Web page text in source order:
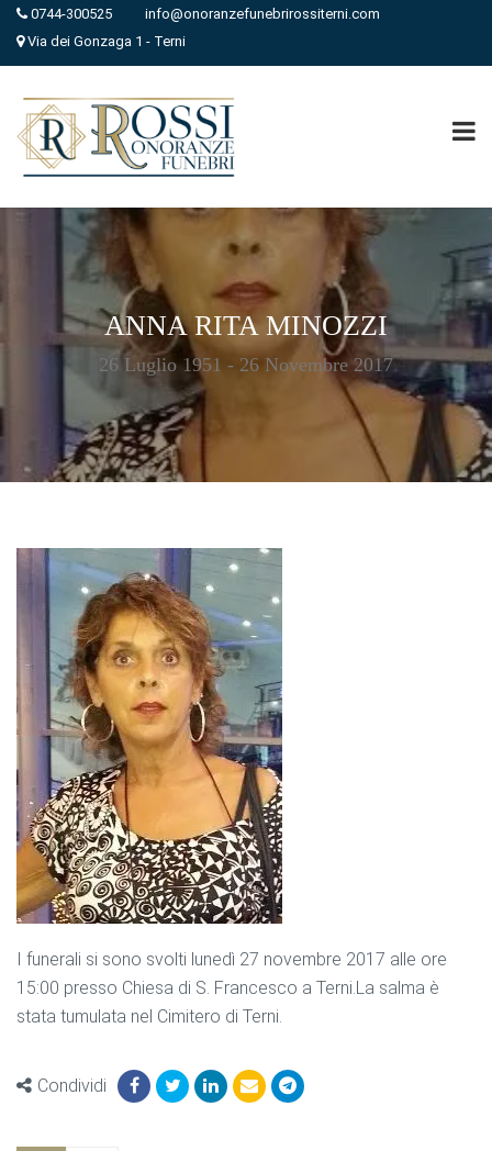
0744-300525
info@onoranzefunebrirossiterni.com
Via dei Gonzaga 1 - Terni
ANNA RITA MINOZZI
26 Luglio 1951 - 26 Novembre 2017
I funerali si sono svolti lunedì 27 novembre 2017 alle ore
15:00 presso Chiesa di S. Francesco a Terni.La salma è
stata tumulata nel Cimitero di Terni.
Condividi